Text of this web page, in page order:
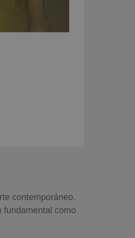
contemporáneo.
fundamental como